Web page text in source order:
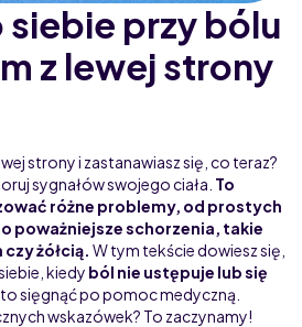
siebie przy bólu
z lewej strony
strony i zastanawiasz się, co teraz?
sygnałów swojego ciała. To
różne problemy, od prostych
poważniejsze schorzenia, takie
żółcią. W tym tekście dowiesz się,
kiedy ból nie ustępuje lub się
sięgnąć po pomoc medyczną.
wskazówek? To zaczynamy!